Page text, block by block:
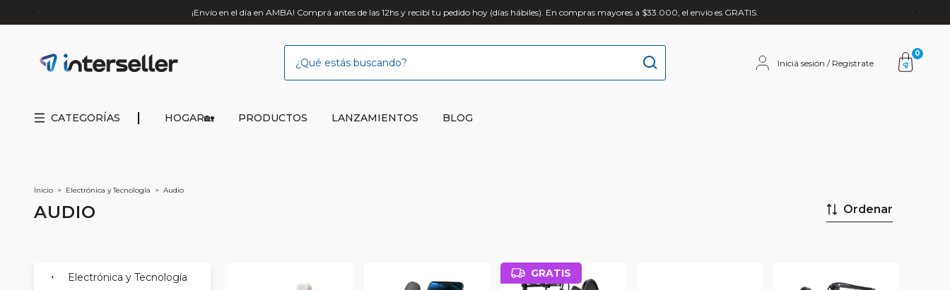
¡Envío en el día en AMBA! Comprá antes de las 12hs y recibí tu pedido hoy (días hábiles). En compras mayores a $33.000, el envío es GRATIS.
Iniciá sesión / Registrate
0
CATEGORÍAS HOGAR🏡 PRODUCTOS LANZAMIENTOS BLOG
Inicio > Electrónica y Tecnología > Audio
AUDIO Ordenar
Electrónica y Tecnología GRATIS